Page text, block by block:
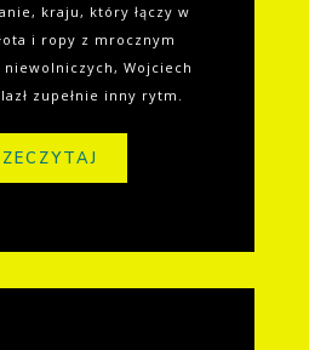
kraju, który łączy w
i ropy z mrocznym
Wojciech
zupełnie inny rytm.